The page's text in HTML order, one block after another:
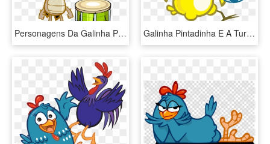
Personagens Da Galinha Pintadinha Em Png - La Gallina Pintadita Personajes, Transparent Png Galinha Pintadinha E A Turma Png - Turma Galinha Pintadinha Png, Transparent Png